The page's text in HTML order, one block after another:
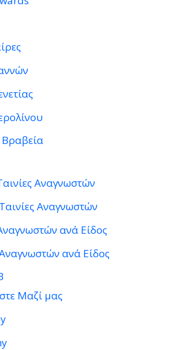
Αναγνωστών
Αναγνωστών
ανά Είδος
ανά Είδος
Μαζί μας